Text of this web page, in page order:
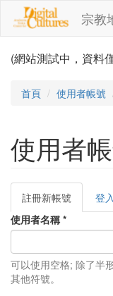
移至主內容
宗教
(網站測試中，資料
首頁 使用者帳號
使用者
主要索引
註冊新帳號
籤)
登入
使用者名稱 *
可以使用空格; 除了半
其他符號。